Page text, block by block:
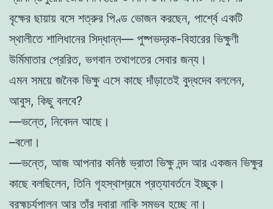
বৃক্ষের ছায়ায় বসে শত্রুর পিণ্ড ভোজন করছেন, পার্শ্বে একটি
স্থালীতে শালিধানের সিদ্ধান্ন— পুষ্পভদ্রক-বিহারের ভিক্ষুণী
উর্মিমাতার প্রেরিত, ভগবান তথাগতের সেবার জন্য।
এমন সময়ে জনৈক ভিক্ষু এসে কাছে দাঁড়াতেই বুদ্ধদেব বললেন,
আবুস, কিছু বলবে?
—ভন্তে, নিবেদন আছে।
–বলো।
—ভন্তে, আজ আপনার কনিষ্ঠ ভ্রাতা ভিক্ষু নন্দ আর একজন ভিক্ষুর
কাছে বলছিলেন, তিনি গৃহস্থাশ্রমে প্রত্যাবর্তনে ইচ্ছুক।
ব্রহ্মচর্যপালন আর তাঁর দ্বারা নাকি সম্ভব হচ্ছে না।